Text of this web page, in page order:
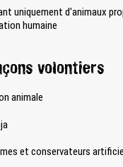
uniquement d'animaux
humaine
volontiers
animale
et conservateurs